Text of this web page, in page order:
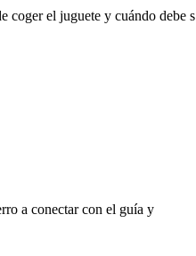
coger el juguete y cuándo debe s
a conectar con el guía y